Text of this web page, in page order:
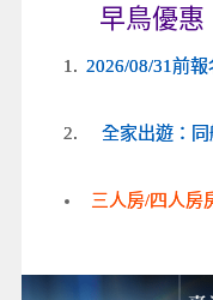
早鳥優惠
2026/08/31前
全家出遊：
三人房/四人房